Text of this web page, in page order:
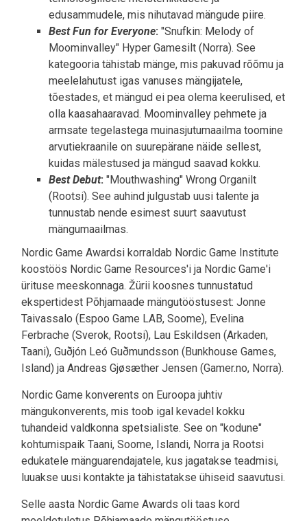
edusammudele, mis nihutavad mängude piire.
Best Fun for Everyone: "Snufkin: Melody of
Moominvalley" Hyper Gamesilt (Norra). See
kategooria tähistab mänge, mis pakuvad rõõmu ja
meelelahutust igas vanuses mängijatele,
tõestades, et mängud ei pea olema keerulised, et
olla kaasahaaravad. Moominvalley pehmete ja
armsate tegelastega muinasjutumaailma toomine
arvutiekraanile on suurepärane näide sellest,
kuidas mälestused ja mängud saavad kokku.
Best Debut: "Mouthwashing" Wrong Organilt
(Rootsi). See auhind julgustab uusi talente ja
tunnustab nende esimest suurt saavutust
mängumaailmas.
Nordic Game Awardsi korraldab Nordic Game Institute
koostöös Nordic Game Resources'i ja Nordic Game'i
ürituse meeskonnaga. Žürii koosnes tunnustatud
ekspertidest Põhjamaade mängutööstusest: Jonne
Taivassalo (Espoo Game LAB, Soome), Evelina
Ferbrache (Sverok, Rootsi), Lau Eskildsen (Arkaden,
Taani), Guðjón Leó Guðmundsson (Bunkhouse Games,
Island) ja Andreas Gjøsæther Jensen (Gamer.no, Norra).
Nordic Game konverents on Euroopa juhtiv
mängukonverents, mis toob igal kevadel kokku
tuhandeid valdkonna spetsialiste. See on "kodune"
kohtumispaik Taani, Soome, Islandi, Norra ja Rootsi
edukatele mänguarendajatele, kus jagatakse teadmisi,
luuakse uusi kontakte ja tähistatakse ühiseid saavutusi.
Selle aasta Nordic Game Awards oli taas kord